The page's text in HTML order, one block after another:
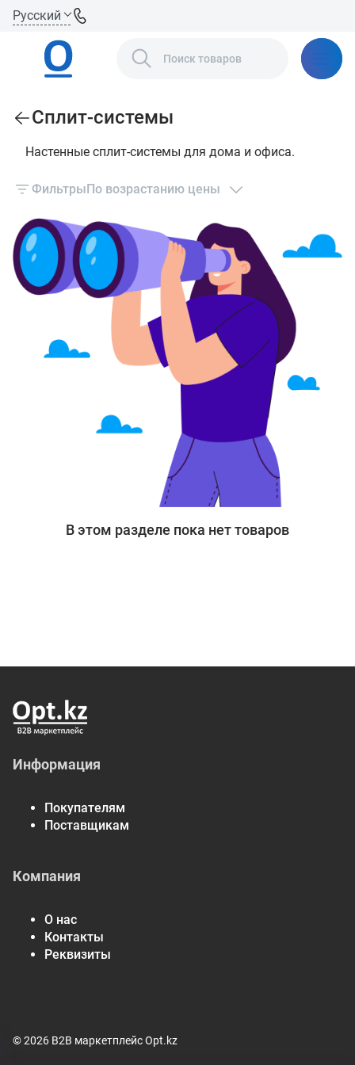
Русский
Сплит-системы
Настенные сплит‑системы для дома и офиса.
ФильтрыПо возрастанию цены
В этом разделе пока нет товаров
Информация
Покупателям
Поставщикам
Компания
О нас
Контакты
Реквизиты
© 2026 B2B маркетплейс Opt.kz